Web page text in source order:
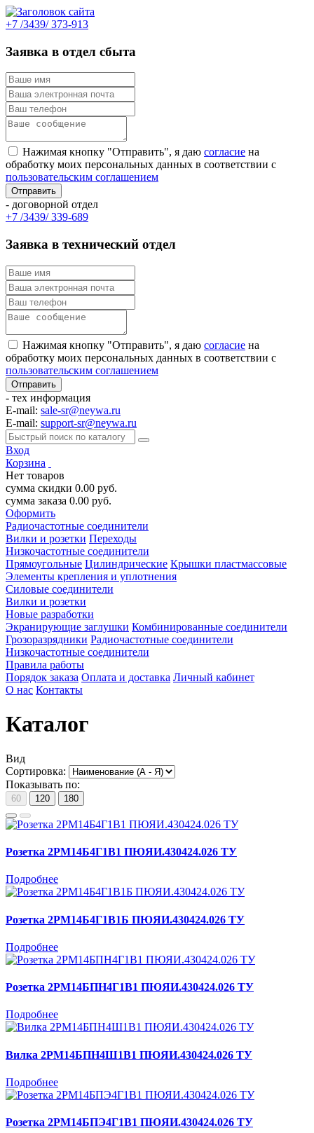
+7 /3439/ 373-913
Заявка в отдел сбыта
Нажимая кнопку "Отправить", я даю согласие на
обработку моих персональных данных в соответствии с
пользовательским соглашением
- договорной отдел
+7 /3439/ 339-689
Заявка в технический отдел
Нажимая кнопку "Отправить", я даю согласие на
обработку моих персональных данных в соответствии с
пользовательским соглашением
- тех информация
E-mail: sale-sr@neywa.ru
E-mail: support-sr@neywa.ru
Вход
Корзина
Нет товаров
сумма скидки 0.00 руб.
сумма заказа 0.00 руб.
Оформить
Радиочастотные соединители
Вилки и розетки Переходы
Низкочастотные соединители
Прямоугольные Цилиндрические Крышки пластмассовые
Элементы крепления и уплотнения
Силовые соединители
Вилки и розетки
Новые разработки
Экранирующие заглушки Комбинированные соединители
Грозоразрядники Радиочастотные соединители
Низкочастотные соединители
Правила работы
Порядок заказа Оплата и доставка Личный кабинет
О нас Контакты
Каталог
Вид
Сортировка:
Показывать по:
60 120 180
Розетка 2РМ14Б4Г1В1 ПЮЯИ.430424.026 ТУ
Подробнее
Розетка 2РМ14Б4Г1В1Б ПЮЯИ.430424.026 ТУ
Подробнее
Розетка 2РМ14БПН4Г1В1 ПЮЯИ.430424.026 ТУ
Подробнее
Вилка 2РМ14БПН4Ш1В1 ПЮЯИ.430424.026 ТУ
Подробнее
Розетка 2РМ14БПЭ4Г1В1 ПЮЯИ.430424.026 ТУ